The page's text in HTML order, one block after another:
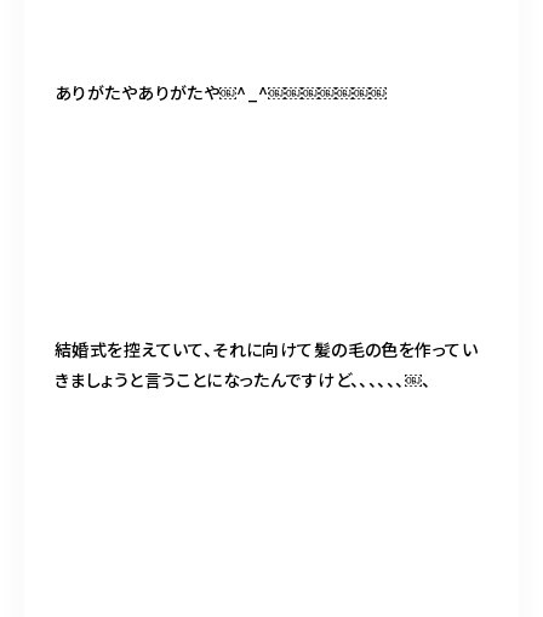
ありがたやありがたや￼^_^￼￼￼￼￼￼￼
結婚式を控えていて、それに向けて髪の毛の色を作ってい
きましょうと言うことになったんですけど、、、、、、￼、